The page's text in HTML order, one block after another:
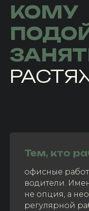
КОМУ
Тем, кто
офисные
водители.
не опция, а
регулярной